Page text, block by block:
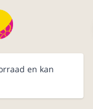
en kan